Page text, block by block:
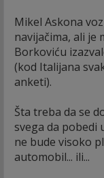
Mikel Askona
navijačima, ali je
Borkoviću
(kod Italijana
anketi).
Šta treba da se
svega da pobedi
ne bude visoko
automobil... ili...